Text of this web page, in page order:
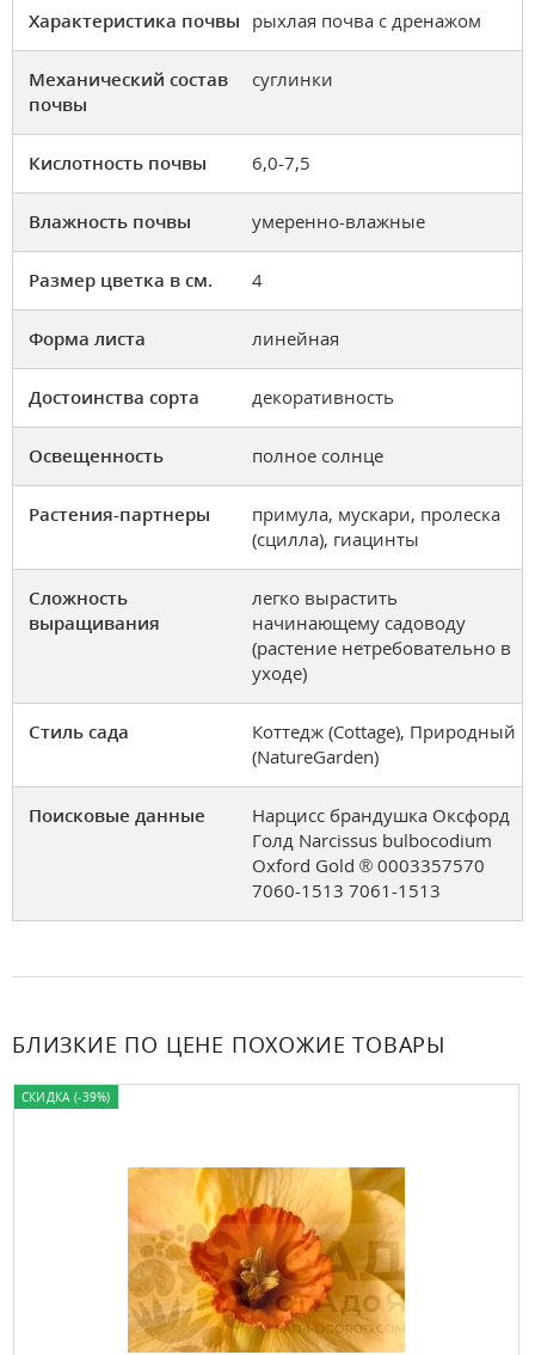
Характеристика почвы рыхлая почва с дренажом
Механический состав
почвы
суглинки
Кислотность почвы 6,0-7,5
Влажность почвы умеренно-влажные
Размер цветка в см. 4
Форма листа линейная
Достоинства сорта декоративность
Освещенность полное солнце
Растения-партнеры
примула, мускари, пролеска
(сцилла), гиацинты
Сложность
выращивания
легко вырастить
начинающему садоводу
(растение нетребовательно в
уходе)
Стиль сада
Коттедж (Cottage), Природный
(NatureGarden)
Поисковые данные
Нарцисс брандушка Оксфорд
Голд Narcissus bulbocodium
Oxford Gold ® 0003357570
7060-1513 7061-1513
БЛИЗКИЕ ПО ЦЕНЕ ПОХОЖИЕ ТОВАРЫ
СКИДКА (-39%)